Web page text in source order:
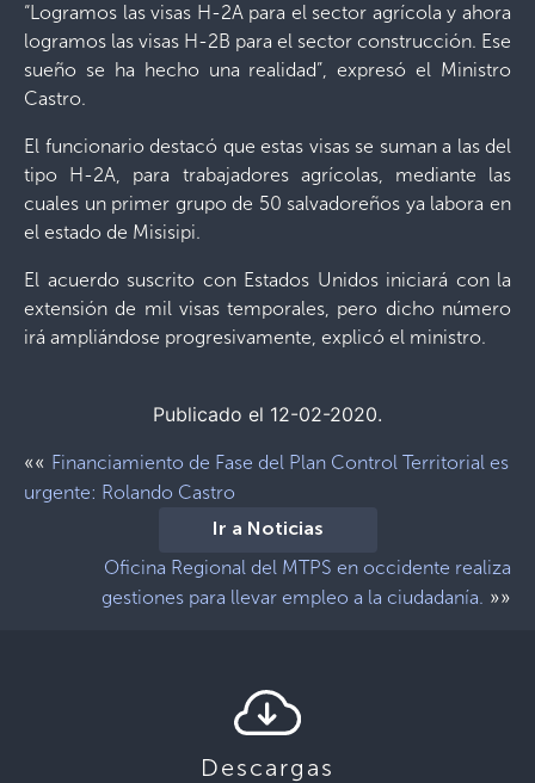
“Logramos las visas H-2A para el sector agrícola y ahora
logramos las visas H-2B para el sector construcción. Ese
sueño se ha hecho una realidad”, expresó el Ministro
Castro.
El funcionario destacó que estas visas se suman a las del
tipo H-2A, para trabajadores agrícolas, mediante las
cuales un primer grupo de 50 salvadoreños ya labora en
el estado de Misisipi.
El acuerdo suscrito con Estados Unidos iniciará con la
extensión de mil visas temporales, pero dicho número
irá ampliándose progresivamente, explicó el ministro.
Publicado el 12-02-2020.
«« Financiamiento de Fase del Plan Control Territorial es
urgente: Rolando Castro
Ir a Noticias
Oficina Regional del MTPS en occidente realiza
gestiones para llevar empleo a la ciudadanía. »»
Descargas